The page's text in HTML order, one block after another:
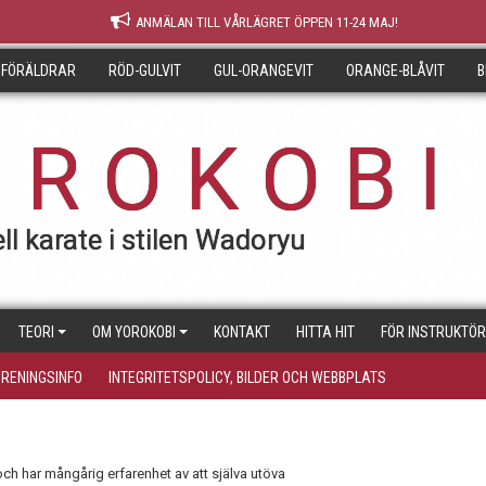
ANMÄLAN TILL VÅRLÄGRET ÖPPEN 11-24 MAJ!
RÖD-GULVIT GUL-ORANGEVIT ORANGE-BLÅVIT
R O K O B I
karate i stilen Wadoryu
TEORI OM YOROKOBI KONTAKT HITTA HIT FÖR
INTEGRITETSPOLICY, BILDER OCH WEBBPLATS
har mångårig erfarenhet av att själva utöva